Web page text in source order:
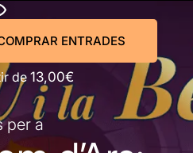
de 13,00€
ENTRADES
per a